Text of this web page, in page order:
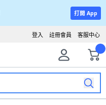
打開 App
客服中心
註冊會員
登入